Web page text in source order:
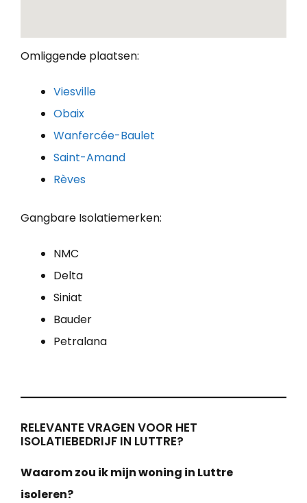
Omliggende plaatsen:
Viesville
Obaix
Wanfercée-Baulet
Saint-Amand
Rèves
Gangbare Isolatiemerken:
NMC
Delta
Siniat
Bauder
Petralana
RELEVANTE VRAGEN VOOR HET
ISOLATIEBEDRIJF IN LUTTRE?
Waarom zou ik mijn woning in Luttre
isoleren?